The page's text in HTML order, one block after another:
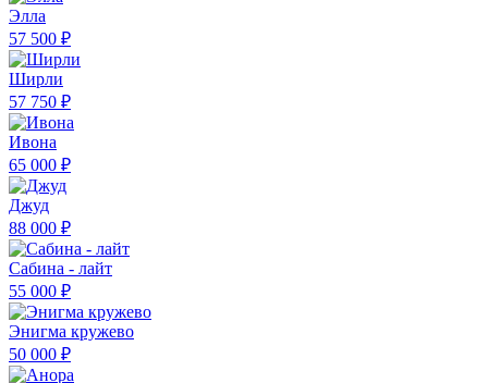
Элла
57 500 ₽
Ширли
57 750 ₽
Ивона
65 000 ₽
Джуд
88 000 ₽
Сабина - лайт
55 000 ₽
Энигма кружево
50 000 ₽